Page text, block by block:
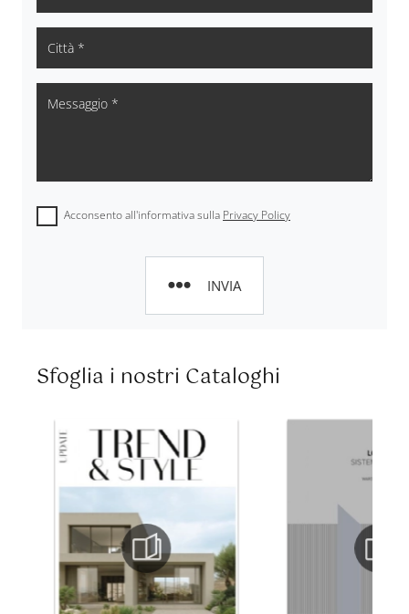
Acconsento all'informativa sulla Privacy Policy
INVIA
Sfoglia i nostri Cataloghi